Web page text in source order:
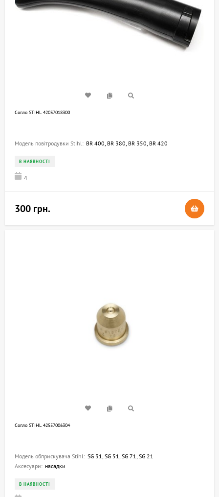
Сопло STIHL 42037018300
Модель повітродувки Stihl: BR 400, BR 380, BR 350, BR 420
В НАЯВНОСТІ
4
300 грн.
Сопло STIHL 42557006304
Модель обприскувача Stihl: SG 31, SG 51, SG 71, SG 21
Аксесуари: насадки
В НАЯВНОСТІ